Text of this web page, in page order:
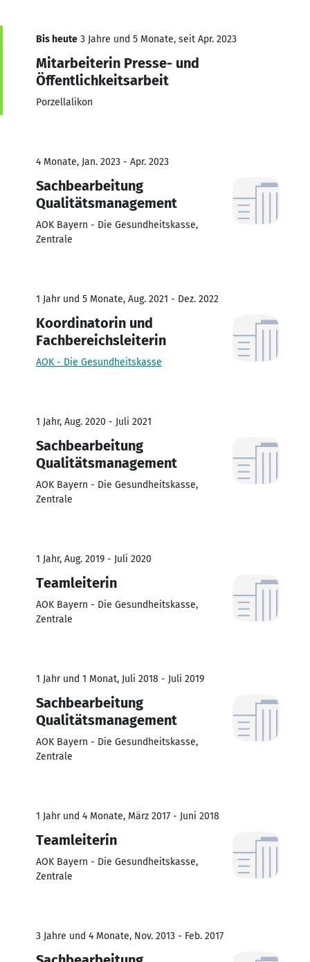
Bis heute 3 Jahre und 5 Monate, seit Apr. 2023
Mitarbeiterin Presse- und
Öffentlichkeitsarbeit
Porzellalikon
4 Monate, Jan. 2023 - Apr. 2023
Sachbearbeitung
Qualitätsmanagement
AOK Bayern - Die Gesundheitskasse,
Zentrale
1 Jahr und 5 Monate, Aug. 2021 - Dez. 2022
Koordinatorin und
Fachbereichsleiterin
AOK - Die Gesundheitskasse
1 Jahr, Aug. 2020 - Juli 2021
Sachbearbeitung
Qualitätsmanagement
AOK Bayern - Die Gesundheitskasse,
Zentrale
1 Jahr, Aug. 2019 - Juli 2020
Teamleiterin
AOK Bayern - Die Gesundheitskasse,
Zentrale
1 Jahr und 1 Monat, Juli 2018 - Juli 2019
Sachbearbeitung
Qualitätsmanagement
AOK Bayern - Die Gesundheitskasse,
Zentrale
1 Jahr und 4 Monate, März 2017 - Juni 2018
Teamleiterin
AOK Bayern - Die Gesundheitskasse,
Zentrale
3 Jahre und 4 Monate, Nov. 2013 - Feb. 2017